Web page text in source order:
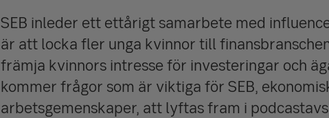
SEB inleder ett ettårigt samarbete med
är att locka fler unga kvinnor till
främja kvinnors intresse för investeringar och
kommer frågor som är viktiga för SEB,
arbetsgemenskaper, att lyftas fram i